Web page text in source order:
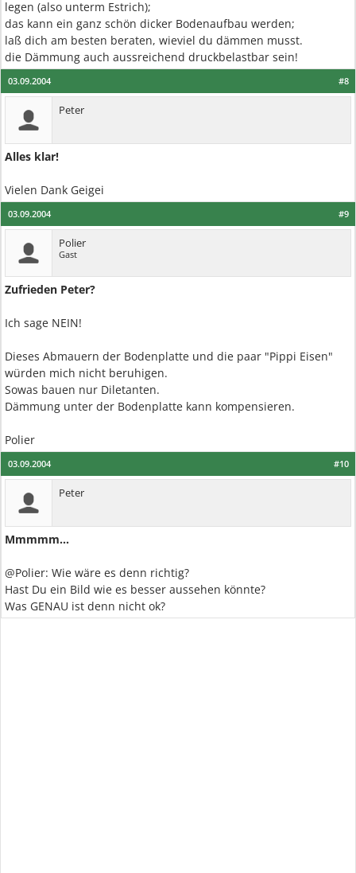
legen (also unterm Estrich);
das kann ein ganz schön dicker Bodenaufbau werden;
laß dich am besten beraten, wieviel du dämmen musst.
die Dämmung auch aussreichend druckbelastbar sein!
#8
03.09.2004
Peter
Alles klar!
Vielen Dank Geigei
#9
03.09.2004
Polier
Gast
Zufrieden Peter?
Ich sage NEIN!
Dieses Abmauern der Bodenplatte und die paar "Pippi Eisen"
würden mich nicht beruhigen.
Sowas bauen nur Diletanten.
Dämmung unter der Bodenplatte kann kompensieren.
Polier
#10
03.09.2004
Peter
Mmmmm...
@Polier: Wie wäre es denn richtig?
Hast Du ein Bild wie es besser aussehen könnte?
Was GENAU ist denn nicht ok?